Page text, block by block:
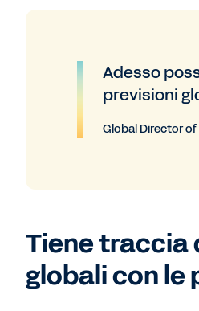
Adesso
previsioni
Global Director
Tiene traccia
globali con le